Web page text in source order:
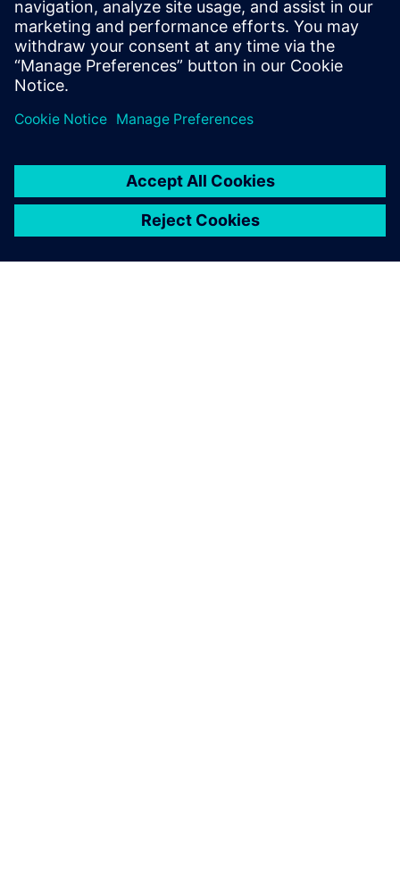
egyesíti erőit az elektromos ipar
fenntarthatóságának előmozdítása
érdekében
A DOMO Chemicals sikeresen kifejlesztette és validálta a
Siemens alkalmazásokhoz használt új, nagy teljesítményű
újrahasznosított tartalmat és fejlett égésgátló technológiát
tartalmaz.
A Siemens Gridscale X